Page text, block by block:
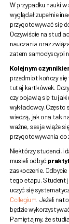
W przypadku nauki
wyglądał zupełnie
przygotowywać się
Oczywiście na
nauczania oraz
zatem
Kolejnym
przedmiot kończy się
tutaj kartkówek.
czy pojawią się tu
wykładowcy. Często
wiedzą, jak ona tak
ważne, sesja wiąże
przygotowywania do
Niektórzy studenci,
musieli odbyć
zaskoczenie.
tego etapu. Student
uczyć się
Collegium. Jeżeli
będzie
Pamiętajmy, że